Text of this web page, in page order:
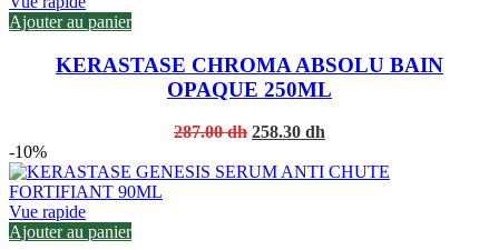
Ajouter au panier
KERASTASE CHROMA ABSOLU BAIN
OPAQUE 250ML
287.00dh Original
was:
258.30 dh
is:
-10%
Vue rapide
Ajouter au panier